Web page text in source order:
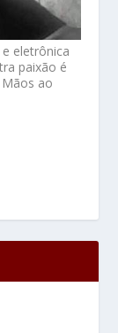
eletrônica
paixão é
ao